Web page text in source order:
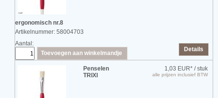
ergonomisch nr.8
Artikelnummer: 58004703
Details
Aantal:
Toevoegen aan winkelmandje
Penselen
TRIXI
1,03 EUR* / stuk
alle prijzen inclusief BTW